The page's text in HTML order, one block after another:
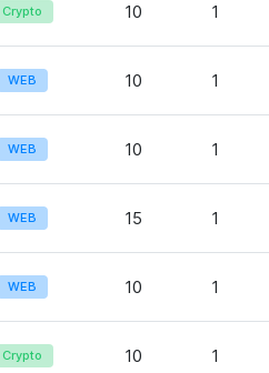
Crypto 10 1
WEB 10 1
WEB 10 1
WEB 15 1
WEB 10 1
Crypto 10 1